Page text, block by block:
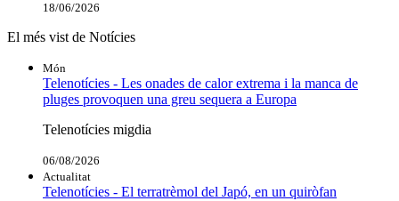
18/06/2026
El més vist de Notícies
Món
Telenotícies - Les onades de calor extrema i la manca de
pluges provoquen una greu sequera a Europa
Telenotícies migdia
06/08/2026
Actualitat
Telenotícies - El terratrèmol del Japó, en un quiròfan